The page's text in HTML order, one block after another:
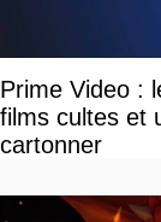
Prime Video :
films cultes et
cartonner